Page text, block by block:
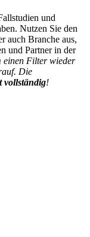
und
Nutzen Sie den
auch Branche aus,
und Partner in der
einen Filter wieder
Die
vollständig!